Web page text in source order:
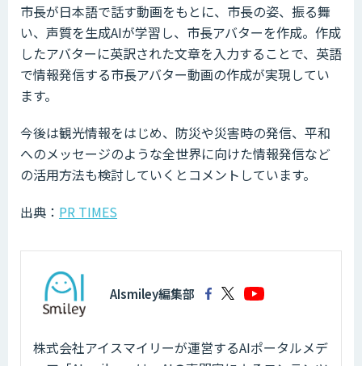
市長が日本語で話す動画をもとに、市長の姿、振る舞
い、声質を生成AIが学習し、市長アバターを作成。作成
したアバターに英訳された文章を入力することで、英語
で情報発信する市長アバター動画の作成が実現してい
ます。
今後は観光情報をはじめ、防災や災害時の発信、平和
へのメッセージのような全世界に向けた情報発信など
の活用方法も検討していくとコメントしています。
出典： PR TIMES
AIsmiley編集部
株式会社アイスマイリーが運営するAIポータルメデ